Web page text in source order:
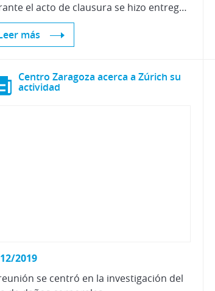
Durante el acto de clausura se hizo entrega de los diplomas, expedidos por la "Cátedra Centro Zaragoza", de la Universidad de Zaragoza, garantizando una completa formación de prestigio y calidad.
más
Centro Zaragoza acerca a Zúrich su
actividad
2019
se centró en la investigación del